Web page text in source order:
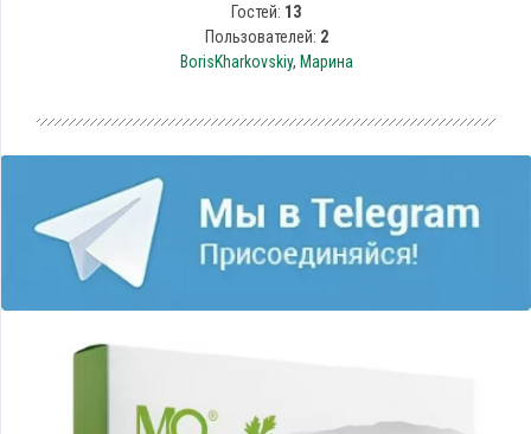
Гостей: 13
Пользователей: 2
BorisKharkovskiy, Марина